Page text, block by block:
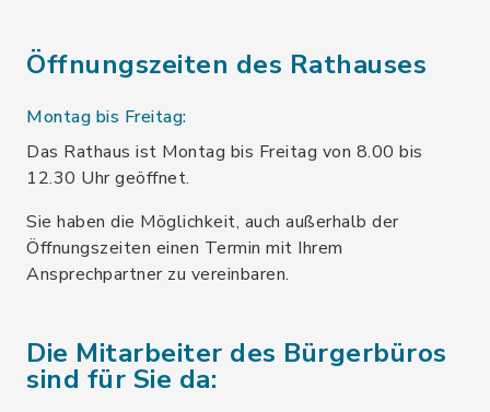
Öffnungszeiten des Rathauses
Montag bis Freitag:
Das Rathaus ist Montag bis Freitag von 8.00 bis
12.30 Uhr geöffnet.
Sie haben die Möglichkeit, auch außerhalb der
Öffnungszeiten einen Termin mit Ihrem
Ansprechpartner zu vereinbaren.
Die Mitarbeiter des Bürgerbüros
sind für Sie da: